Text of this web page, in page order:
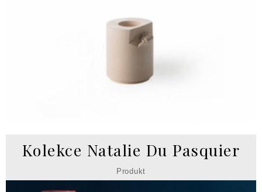
Kolekce Natalie Du Pasquier
Produkt